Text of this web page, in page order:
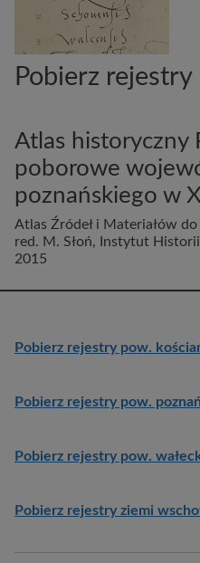
Pobierz rejestry
Atlas historyczny
poborowe
poznańskiego w
Atlas Źródeł i Materiałów
red. M. Słoń, Instytut
2015
Pobierz rejestry pow.
Pobierz rejestry pow.
Pobierz rejestry pow.
Pobierz rejestry ziemi